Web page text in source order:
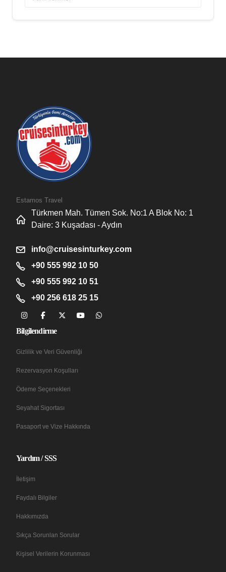
Estamos Travel
Türkmen Mah. Tümen Sok. No:1 A Blok No: 1
Daire: 3 Kuşadası - Aydın
info@cruisesinturkey.com
+90 555 992 10 50
+90 555 992 10 51
+90 256 618 25 15
Bilgilendirme
Gizlilik ve Veri Güvenliği
Rezervasyon Koşulları
Ödeme Seçenekleri
Seyahat Sigortası
Pasaport ve Vize Hakkında
Yardım / SSS
İletişim
Faydalı Bilgiler
Hakkımızda
Sıkça Sorunlan Sorular
Kişisel Verilerin Korunması